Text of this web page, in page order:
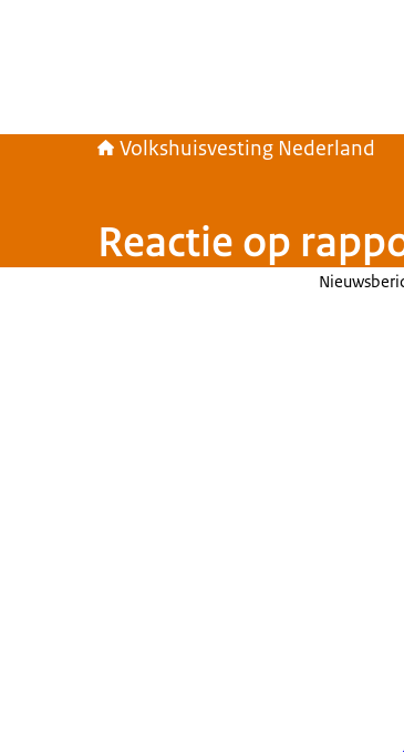
Volkshuisvesting Nederland
Reactie op